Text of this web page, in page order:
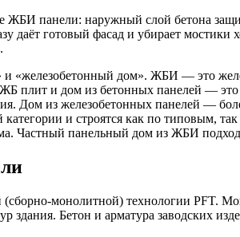
панели: наружный слой бетона
даёт готовый фасад и убирает
дом». ЖБИ — это
и дом из бетонных панелей — это
Дом из железобетонных панелей —
и строятся как по типовым,
Частный панельный дом из ЖБИ
(сборно-монолитной) технологии
Бетон и арматура заводских